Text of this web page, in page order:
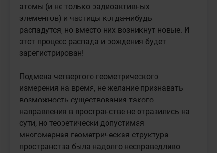
атомы (и не только радиоактивных
элементов) и частицы когда-нибудь
распадутся, но вместо них возникнут новые. И
этот процесс распада и рождения будет
зарегистрирован!
Подмена четвертого геометрического
измерения на время, не желание признавать
возможность существования такого
направления в пространстве не отразились на
сути, но теоретически допустимая
многомерная геометрическая структура
пространства была надолго несправедливо